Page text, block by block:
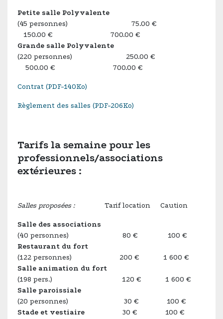
Petite salle Polyvalente
(45 personnes) 75.00 €
150.00 € 700.00 €
Grande salle Polyvalente
(220 personnes) 250.00 €
500.00 € 700.00 €
Contrat (PDF-140Ko)
Règlement des salles (PDF-206Ko)
Tarifs la semaine pour les
professionnels/associations
extérieures :
Salles proposées :Tarif location Caution
Salle des associations
(40 personnes) 80 € 100 €
Restaurant du fort
(122 personnes) 200 € 1 600 €
Salle animation du fort
(198 pers.) 120 € 1 600 €
Salle paroissiale
(20 personnes) 30 € 100 €
Stade et vestiaire 30 € 100 €